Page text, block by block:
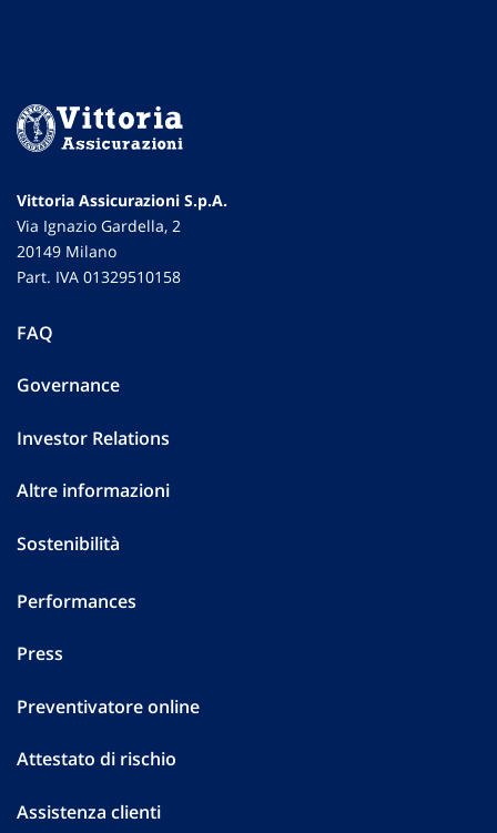
Vittoria Assicurazioni S.p.A.
Via Ignazio Gardella, 2
20149 Milano
Part. IVA 01329510158
FAQ
Governance
Investor Relations
Altre informazioni
Sostenibilità
Performances
Press
Preventivatore online
Attestato di rischio
Assistenza clienti